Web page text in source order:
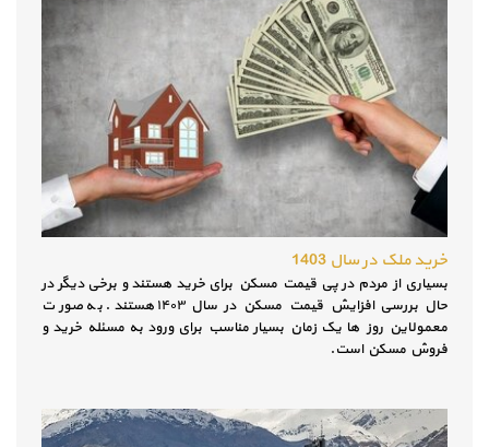
خرید ملک در سال 1403
بسیاری از مردم در پی قیمت مسکن برای خرید هستند و برخی دیگر در
حال بررسی افزایش قیمت مسکن در سال ۱۴۰۳ هستند. به صورت
معمولاین روز ها یک زمان بسیار مناسب برای ورود به مسئله خرید و
فروش مسکن است.